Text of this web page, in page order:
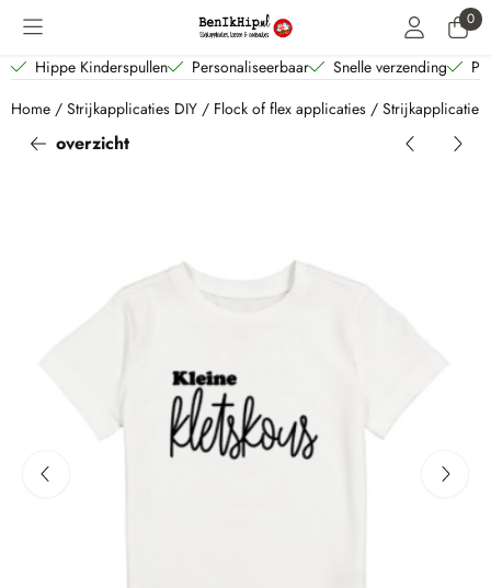
Cookievoorkeuren zijn beschikbaar. Kies instellingen of sta alle 0
Hippe Kinderspullen Personaliseerbaar Snelle verzending
Home / Strijkapplicaties DIY / Flock of flex applicaties / Strijkapplicatie
overzicht